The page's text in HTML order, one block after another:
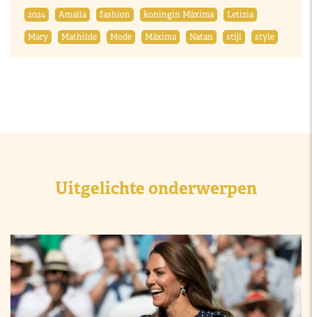
2024 Amalia fashion koningin Máxima
Letizia
Mary
Mathilde Mode Máxima Natan stijl style
Uitgelichte onderwerpen